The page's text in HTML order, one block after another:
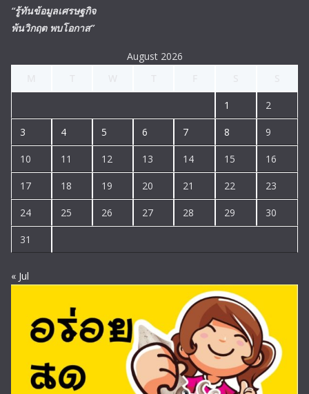
“รู้ทันข้อมูลเศรษฐกิจ
พ้นวิกฤต พบโอกาส”
August 2026
1 2
3 4 5 6 7 8 9
10 11 12 13 14 15 16
17 18 19 20 21 22 23
24 25 26 27 28 29 30
31
« Jul